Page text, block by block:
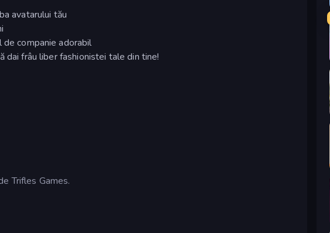
avatarului tău
companie adorabil
frâu liber fashionistei tale din tine!
Trifles Games.